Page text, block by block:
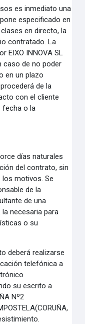
esinmediato una
especificado en
en directo, la
contratado.La
EIXO INNOVA SL
caso de no poder
en un plazo
de la
con el cliente
fecha o la
días naturales
delcontrato, sin
los motivos.Se
de la
deuna
necesaria para
o su
deberá realizarse
telefónica a
suescrito a
Nº2